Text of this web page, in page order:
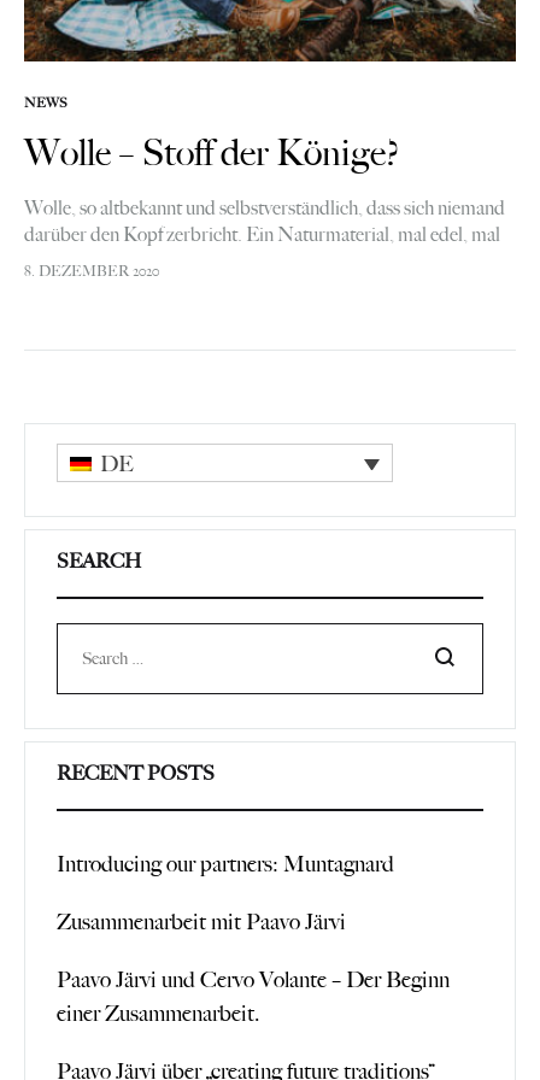
NEWS
Wolle – Stoff der Könige?
Wolle, so altbekannt und selbstverständlich, dass sich niemand
darüber den Kopf zerbricht. Ein Naturmaterial, mal edel, mal
kratzig. Woher aber stammt Wolle, Schafwolle? Wie und wo
8. DEZEMBER 2020
DE
SEARCH
Search
RECENT POSTS
Introducing our partners: Muntagnard
Zusammenarbeit mit Paavo Järvi
Paavo Järvi und Cervo Volante – Der Beginn
einer Zusammenarbeit.
Paavo Järvi über „creating future traditions“